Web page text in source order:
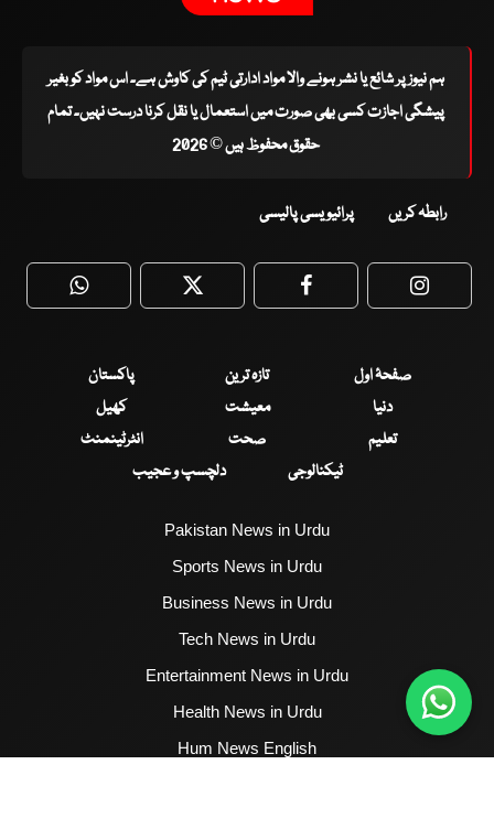
ہم نیوز پر شائع یا نشر ہونے والا مواد ادارتی ٹیم کی کاوش ہے۔ اس مواد کو بغیر
پیشگی اجازت کسی بھی صورت میں استعمال یا نقل کرنا درست نہیں۔ تمام
حقوق محفوظ ہیں © 2026
رابطہ کریں پرائیویسی پالیسی
WhatsApp Twitter Facebook
صفحۂ اول تازہ ترین
پاکستان
دنیا
معیشت
کھیل
تعلیم
صحت
انٹرٹینمنٹ
ٹیکنالوجی
دلچسپ و عجیب
Pakistan News in Urdu
Sports News in Urdu
Business News in Urdu
Tech News in Urdu
Entertainment News in Urdu
Health News in Urdu
Hum News English